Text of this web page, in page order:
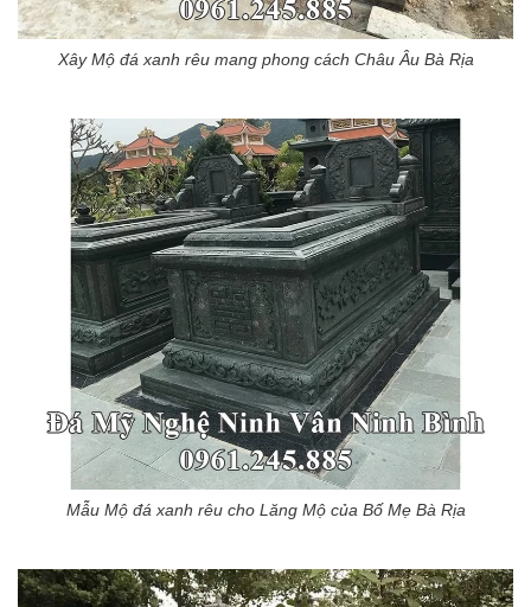
Xây Mộ đá xanh rêu mang phong cách Châu Âu Bà Rịa
Mẫu Mộ đá xanh rêu cho Lăng Mộ của Bố Mẹ Bà Rịa